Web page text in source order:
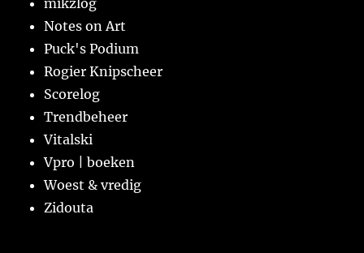
mikzlog
Notes on Art
Puck's Podium
Rogier Knipscheer
Scorelog
Trendbeheer
Vitalski
Vpro | boeken
Woest & vredig
Zidouta